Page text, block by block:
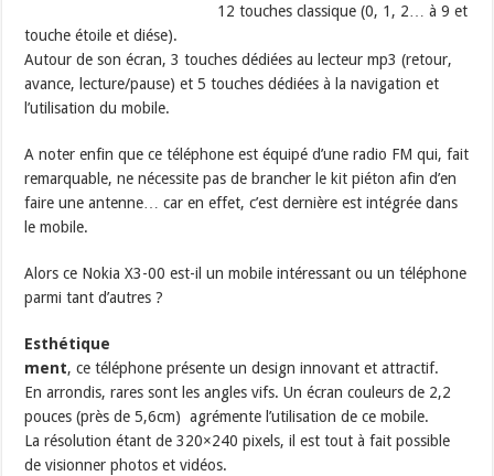
12 touches classique (0, 1, 2… à 9 et
touche étoile et diése).
Autour de son écran, 3 touches dédiées au lecteur mp3 (retour,
avance, lecture/pause) et 5 touches dédiées à la navigation et
l’utilisation du mobile.
A noter enfin que ce téléphone est équipé d’une radio FM qui, fait
remarquable, ne nécessite pas de brancher le kit piéton afin d’en
faire une antenne… car en effet, c’est dernière est intégrée dans
le mobile.
Alors ce Nokia X3-00 est-il un mobile intéressant ou un téléphone
parmi tant d’autres ?
Esthétique
ment, ce téléphone présente un design innovant et attractif.
En arrondis, rares sont les angles vifs. Un écran couleurs de 2,2
pouces (près de 5,6cm) agrémente l’utilisation de ce mobile.
La résolution étant de 320×240 pixels, il est tout à fait possible
de visionner photos et vidéos.